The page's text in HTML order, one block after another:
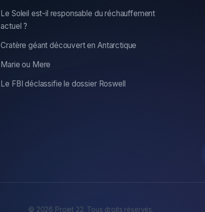
Le Soleil est-il responsable du réchauffement
actuel ?
Cratère géant découvert en Antarctique
Marie ou Mere
Le FBI déclassifie le dossier Roswell
© 2026 Projet 22. Tous droits réservés.